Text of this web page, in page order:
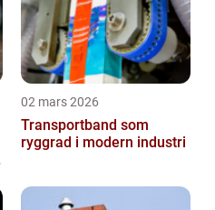
02 mars 2026
Transportband som
ryggrad i modern industri